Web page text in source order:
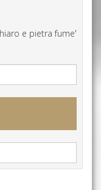
e pietra fume'